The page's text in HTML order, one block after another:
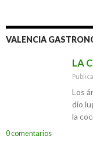
VALENCIA
LA
Los
dio
la
0 comentarios